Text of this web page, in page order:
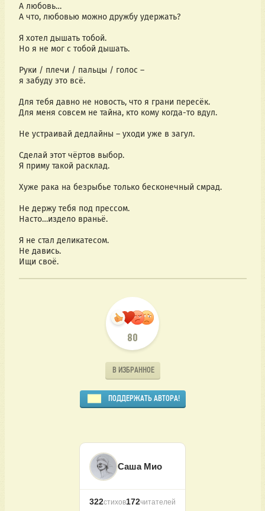
А любовь…
А что, любовью можно дружбу удержать?
Я хотел дышать тобой.
Но я не мог с тобой дышать.
Руки / плечи / пальцы / голос –
я забуду это всё.
Для тебя давно не новость, что я грани пересёк.
Для меня совсем не тайна, кто кому когда-то вдул.
Не устраивай дедлайны – уходи уже в загул.
Сделай этот чёртов выбор.
Я приму такой расклад.
Хуже рака на безрыбье только бесконечный смрад.
Не держу тебя под прессом.
Насто…издело враньё.
Я не стал деликатесом.
Не давись.
Ищи своё.
80
В ИЗБРАННОЕ
ПОДДЕРЖАТЬ АВТОРА!
Саша Мио
322стихов172читателей